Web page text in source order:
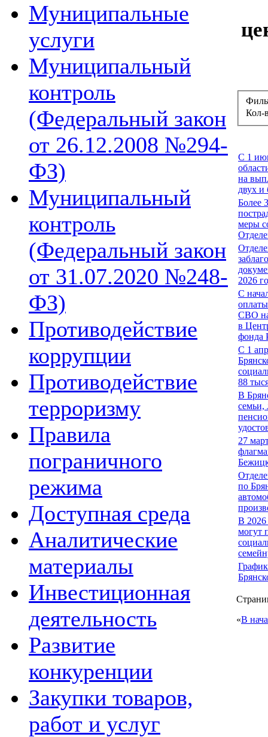
Муниципальные
услуги
Муниципальный
контроль
(Федеральный закон
от 26.12.2008 №294-
ФЗ)
Муниципальный
контроль
(Федеральный закон
от 31.07.2020 №248-
ФЗ)
Противодействие
коррупции
Противодействие
терроризму
Правила
пограничного
режима
Доступная среда
Аналитические
материалы
Инвестиционная
деятельность
Развитие
конкуренции
Закупки товаров,
работ и услуг
Кол-
С 1
на
двух и
Более
меры
2026
С
СВО на
в
фонда
С 1
88
В
семьи,
27
по
В 2026
могут
«В